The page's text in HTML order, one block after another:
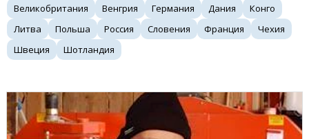
Великобритания
Венгрия Германия Дания
Конго
Литва
Польша Россия Словения Франция
Чехия
Швеция
Шотландия